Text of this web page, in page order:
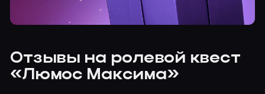
Отзывы на ролевой квест
«Люмос Максима»